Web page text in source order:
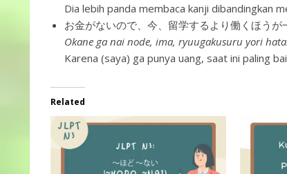
Dia lebih panda membaca kanji dibandingkan
お金がないので、今、留学するより働くほうが
Okane ga nai node, ima, ryuugakusuru yori
Karena (saya) ga punya uang, saat ini paling
Related